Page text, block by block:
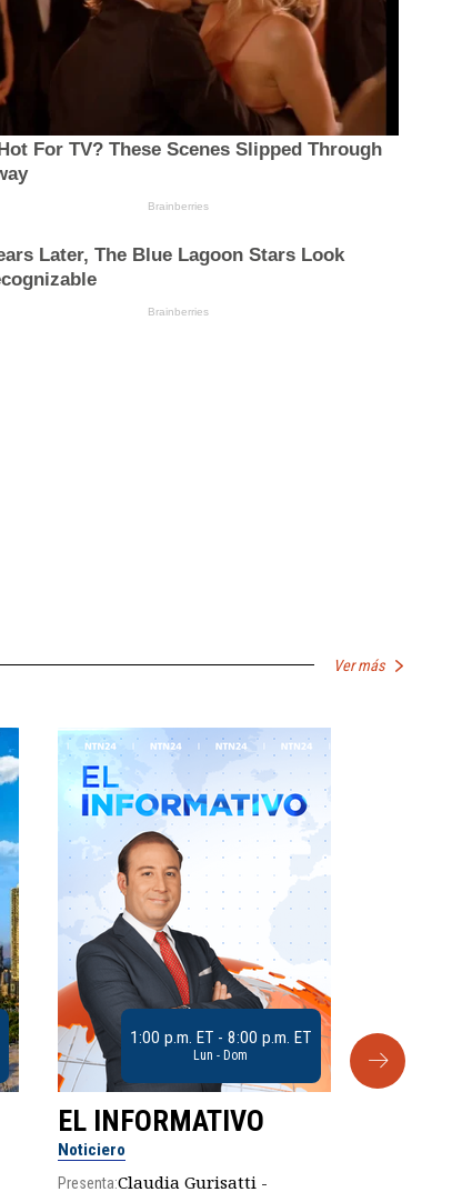
Ver más
1:00 p.m. ET - 8:00 p.m. ET
Lun - Dom
EL INFORMATIVO
Noticiero
Presenta:Claudia Gurisatti -